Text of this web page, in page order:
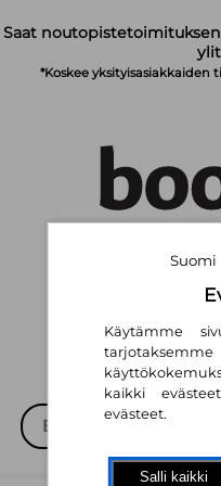
Saat
*Koskee yksityisasiakkaiden
Suomi |
Suomi
Käytämme
kaikki
evästeet.
Salli kaikki